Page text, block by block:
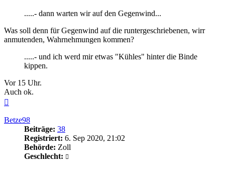
.....- dann warten wir auf den Gegenwind...
Was soll denn für Gegenwind auf die runtergeschriebenen, wirr
anmutenden, Wahrnehmungen kommen?
.....- und ich werd mir etwas "Kühles" hinter die Binde
kippen.
Vor 15 Uhr.
Auch ok.
Betze98
Beiträge: 38
Registriert: 6. Sep 2020, 21:02
Behörde: Zoll
Geschlecht: